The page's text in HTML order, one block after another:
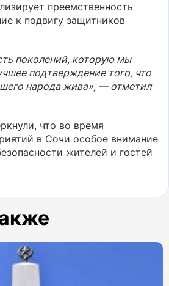
преемственность
к подвигу защитников
поколений, которую мы
подтверждение того, что
народа жива», — отметил
что во время
в Сочи особое внимание
жителей и гостей